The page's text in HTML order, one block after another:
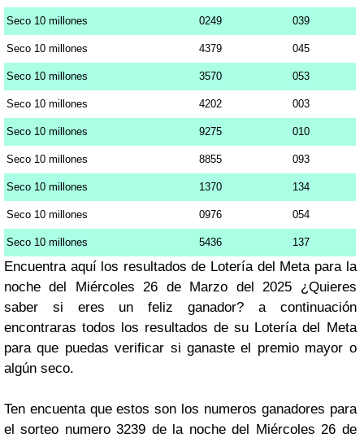
Seco 10 millones 0249 039
Seco 10 millones 4379 045
Seco 10 millones 3570 053
Seco 10 millones 4202 003
Seco 10 millones 9275 010
Seco 10 millones 8855 093
Seco 10 millones 1370 134
Seco 10 millones 0976 054
Seco 10 millones 5436 137
Encuentra aquí los resultados de Lotería del Meta para la
noche del Miércoles 26 de Marzo del 2025 ¿Quieres
saber si eres un feliz ganador? a continuación
encontraras todos los resultados de su Lotería del Meta
para que puedas verificar si ganaste el premio mayor o
algún seco.
Ten encuenta que estos son los numeros ganadores para
el sorteo numero 3239 de la noche del Miércoles 26 de